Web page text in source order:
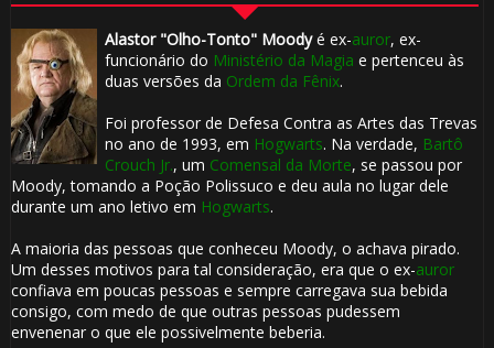
Alastor "Olho-Tonto" Moodyé ex-auror, ex-
funcionário do Ministério da Magia e pertenceu às
duas versões da Ordem da Fênix.
Foi professor de Defesa Contra as Artes das Trevas
no ano de 1993, em Hogwarts. Na verdade, Bartô
Crouch Jr., um Comensal da Morte, se passou por
Moody, tomando a Poção Polissuco e deu aula no lugar dele
durante um ano letivo em Hogwarts.
A maioria das pessoas que conheceu Moody, o achava pirado.
Um desses motivos para tal consideração, era que o ex-auror
confiava em poucas pessoas e sempre carregava sua bebida
consigo, com medo de que outras pessoas pudessem
envenenar o que ele possivelmente beberia.